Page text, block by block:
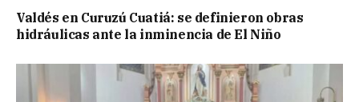
Valdés en Curuzú Cuatiá: se definieron obras
hidráulicas ante la inminencia de El Niño